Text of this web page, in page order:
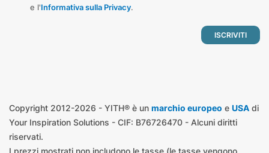
e l'Informativa sulla Privacy.
Copyright 2012-2026 - YITH® è un marchio europeo e USA di
Your Inspiration Solutions - CIF: B76726470 - Alcuni diritti
riservati.
I prezzi mostrati non includono le tasse (le tasse vengono